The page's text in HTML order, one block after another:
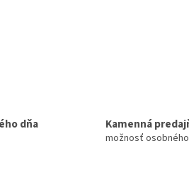
dňa Kamenná
možnosť